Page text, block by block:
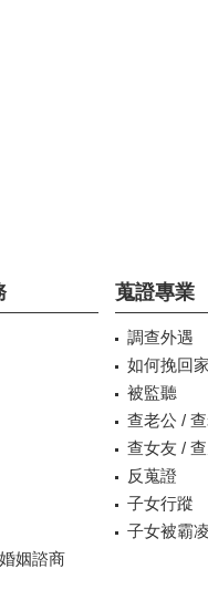
姻諮商
蒐證專業
調查外遇
如何挽回
被監聽
查老公 /
查女友 /
反蒐證
子女行蹤
子女被霸凌